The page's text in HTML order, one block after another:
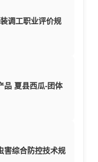
调工职业评价规
品 夏县西瓜-团体
害综合防控技术规